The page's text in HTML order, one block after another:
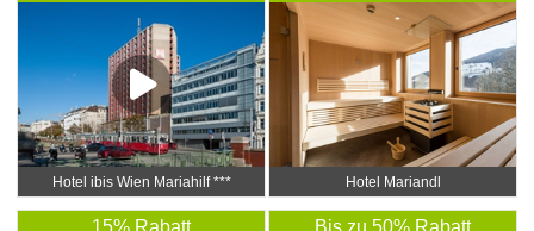
Hotel ibis Wien Mariahilf *** Hotel Mariandl
15% Rabatt Bis zu 50% Rabatt